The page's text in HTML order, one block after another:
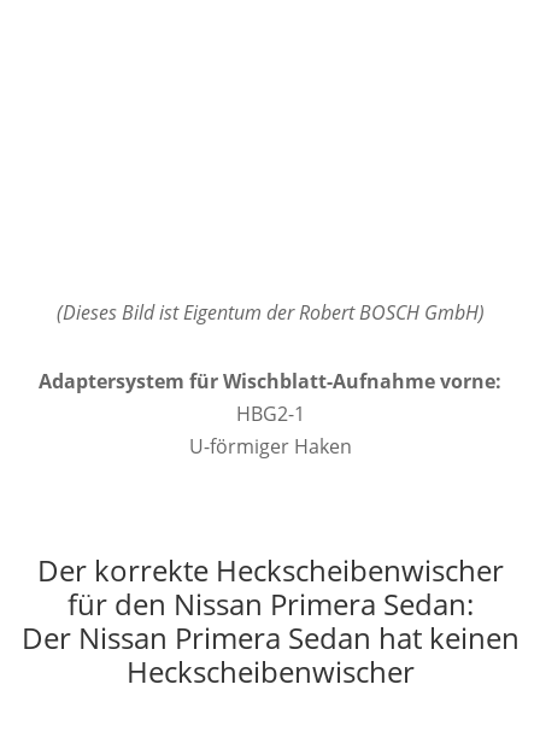
(Dieses Bild ist Eigentum der Robert BOSCH GmbH)
Adaptersystem für Wischblatt-Aufnahme vorne:
HBG2-1
U-förmiger Haken
Der korrekte Heckscheibenwischer
für den Nissan Primera Sedan:
Der Nissan Primera Sedan hat keinen
Heckscheibenwischer